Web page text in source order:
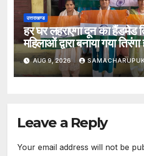
उत्तराखण्ड
हर घर लहराएगा दून का हैंडमेड
महिलाओं द्वारा बनाया गया
लहराएगा
AUG 9, 2026
Leave a Reply
Your email address will not be